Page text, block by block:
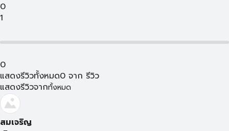
0
1
0
แสดงรีวิวทั้งหมด0 จาก รีวิว
แสดงรีวิวจากทั้งหมด
สมเจริญ